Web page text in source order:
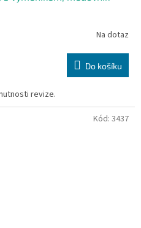
R
M
A
Na dotaz
Do košíku
revize.
Kód: 3437